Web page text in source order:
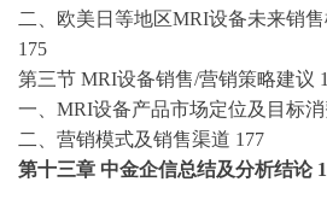
二、欧美日等地区MRI设备未来销
175
第三节 MRI设备销售/营销策略建议
一、 MRI设备产品市场定位及目标
二、营销模式及销售渠道 177
第十三章 中金企信总结及分析结论